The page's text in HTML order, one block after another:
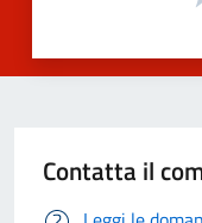
Contatta il